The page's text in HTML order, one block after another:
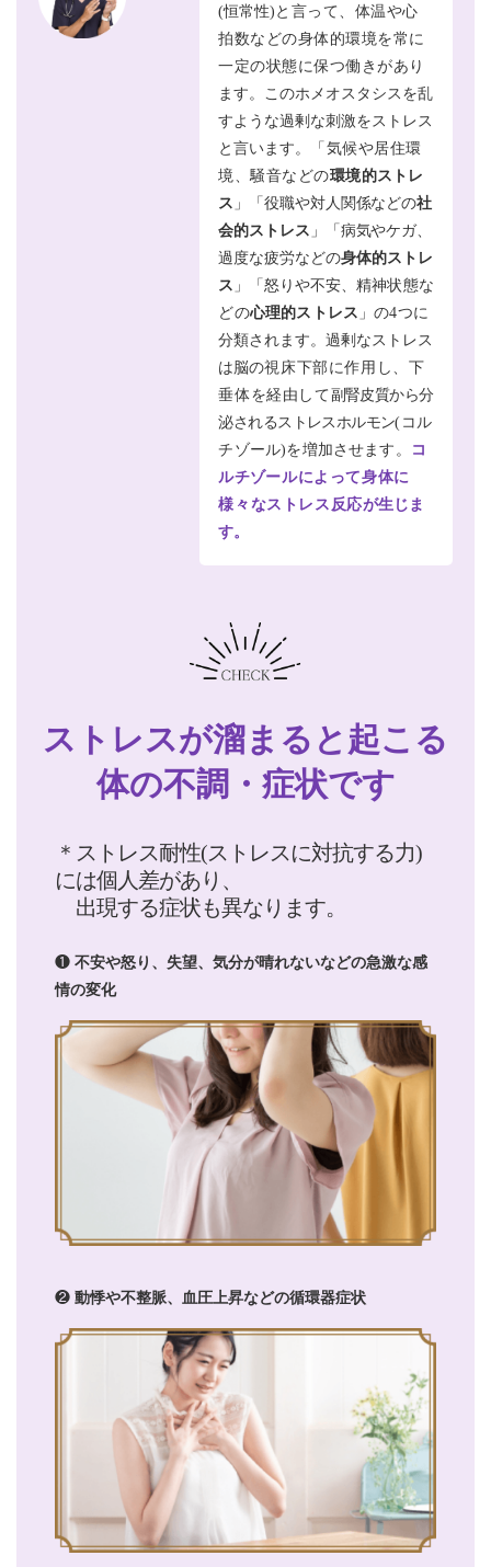
(恒常性) と言って、体温や心
拍数などの身体的環境を常に
一定の状態に保つ働きがあり
ます。このホメオスタシスを乱
すような過剰な刺激をストレス
と言います。
「気候や居住環
境、騒音などの環境的ストレ
ス 」「役職や対人関係などの社
会的ストレス 」「病気やケガ、
過度な疲労などの身体的ストレ
ス 」「怒りや不安、精神状態な
どの心理的ストレス 」の4つに
分類されます。過剰なストレス
は脳の視床下部に作用し、下
垂体を経由して 副腎皮質から分
泌されるストレスホルモン(コル
チゾール)を増加させます。
コ
ルチゾールによって身体に
様々なストレス反応が生じま
す。
ストレスが溜まると起こる
体の不調・症状です
＊ストレス耐性(ストレスに対抗する力)
には個人差があり、
出現する症状も異なります。
❶ 不安や怒り、失望、気分が晴れないなどの急激な感
情の変化
❷ 動悸や不整脈、血圧上昇などの循環器症状